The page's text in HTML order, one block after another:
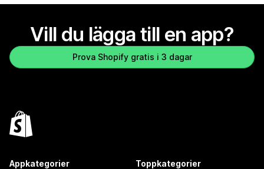
Vill du lägga till en app?
Prova Shopify gratis i 3 dagar
Appkategorier Toppkategorier